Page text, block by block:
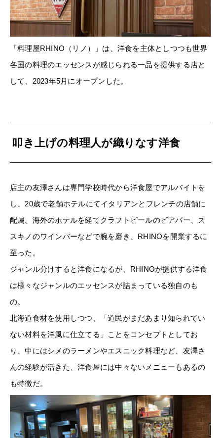
「料理屋RHINO（リノ）」は、洋食を主体としつつも世界
各国の料理のエッセンスが感じられる一品を提供する店と
して、2023年5月にオープンした。
叩き上げの料理人が織りなす洋食
店主の友澤さんは専門学校時代から洋食屋でアルバイトを
し、20歳で老舗ホテルにてイタリアンとフレンチの店舗に
配属。海外のホテルを経てクラフトビールのビアバー、ス
スキノのワインバーなどで腕を磨き、RHINOを開業するに
至った。
ジャンル分けすると洋食になるが、RHINOが提供する洋食
は様々なジャンルのエッセンスが詰まっている独自のも
の。
北海道食材を使用しつつ、「道民がまだあまり知られてい
ない材料を洋風に仕立てる」ことをコンセプトとしてお
り、中にはシメのラーメンやエスニック料理など、友澤さ
んの経験が活きた、洋食屋には中々ないメニューもあるの
も特徴だ。